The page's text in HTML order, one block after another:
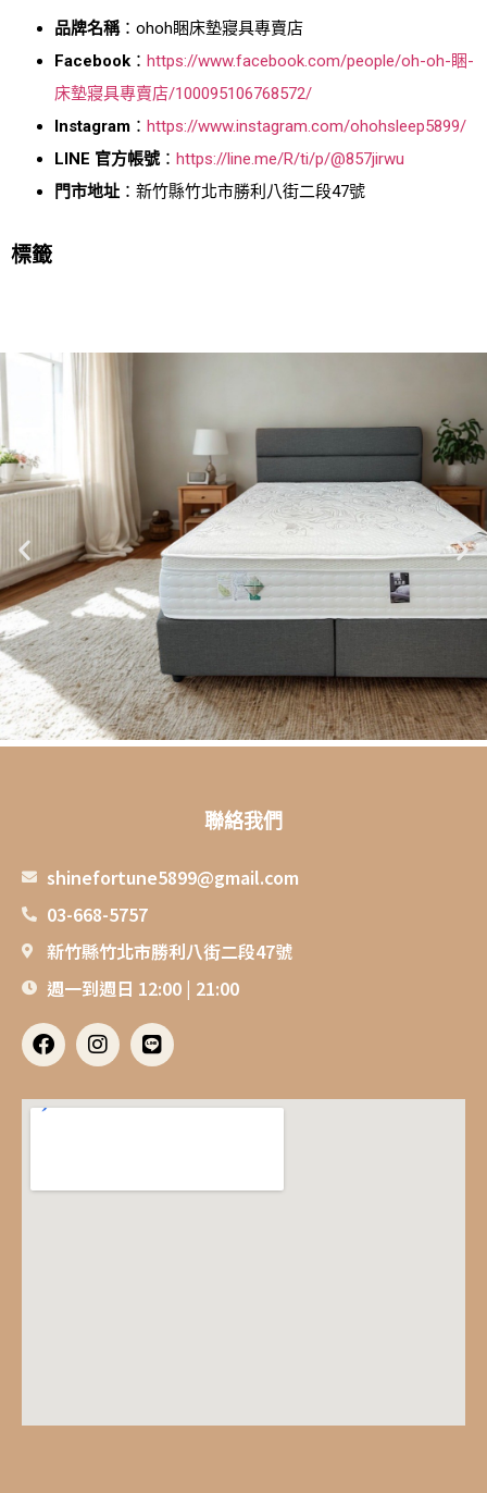
品牌名稱：ohoh睏床墊寢具專賣店
Facebook ： https://www.facebook.com/people/oh-oh-睏-
床墊寢具專賣店/100095106768572/
Instagram ： https://www.instagram.com/ohohsleep5899/
LINE 官方帳號： https://line.me/R/ti/p/@857jirwu
門市地址 ：新竹縣竹北市勝利八街二段47號
標籤
聯絡我們
shinefortune5899@gmail.com
03-668-5757
新竹縣竹北市勝利八街二段47號
週一到週日 12:00 | 21:00